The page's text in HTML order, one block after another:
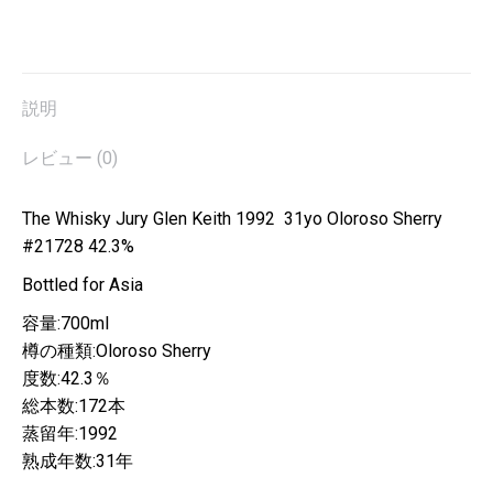
説明
レビュー (0)
The Whisky Jury Glen Keith 1992 31yo Oloroso Sherry
#21728 42.3%
Bottled for Asia
容量:700ml
樽の種類:Oloroso Sherry
度数:42.3％
総本数:172本
蒸留年:1992
熟成年数:31年